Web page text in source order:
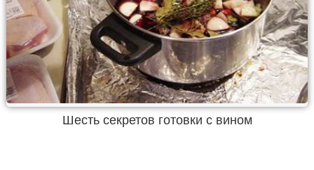
Шесть секретов готовки с вином